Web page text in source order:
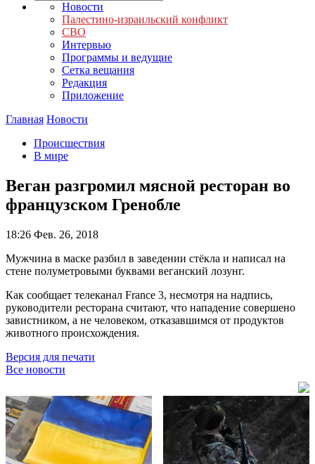
Новости
Палестино-израильский конфликт
СВО
Интервью
Программы и ведущие
Сетка вещания
Редакция
Приложение
Главная Новости
Происшествия
В мире
Веган разгромил мясной ресторан во
французском Гренобле
18:26 Фев. 26, 2018
Мужчина в маске разбил в заведении стёкла и написал на
стене полуметровыми буквами веганский лозунг.
Как сообщает телеканал France 3, несмотря на надпись,
руководители ресторана считают, что нападение совершено
завистником, а не человеком, отказавшимся от продуктов
животного происхождения.
Версия для печати
Все новости